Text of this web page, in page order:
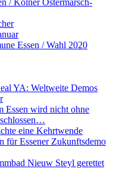
/ Kölner Ostermarsch-
Essen / Wahl 2020
YA: Weltweite Demos
Essen wird nicht ohne
eine Kehrtwende
für Essener Zukunftsdemo
Nieuw Steyl gerettet